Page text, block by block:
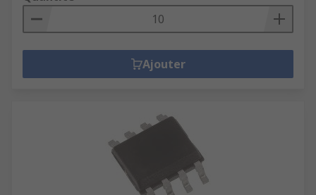
Ajouter